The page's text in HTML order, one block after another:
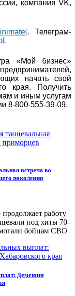
компания VK,
. Телеграм-
.
«Мой бизнес»
начать свой
края. Получить
и иным услугам
8-800-555-39-09.
встреча во
поколения
работу
под хиты 70-
бойцам СВО
Демешин